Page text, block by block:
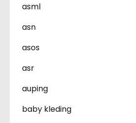
asml
asn
asos
asr
auping
baby kleding